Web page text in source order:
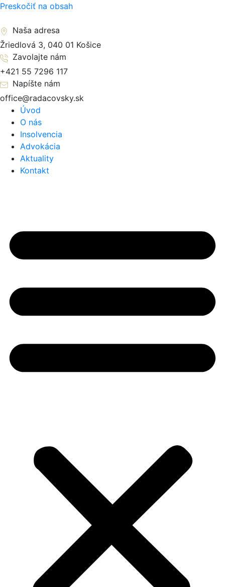
Preskočiť na obsah
Naša adresa
Žriedlová 3, 040 01 Košice
Zavolajte nám
+421 55 7296 117
Napíšte nám
office@radacovsky.sk
Úvod
O nás
Insolvencia
Advokácia
Aktuality
Kontakt